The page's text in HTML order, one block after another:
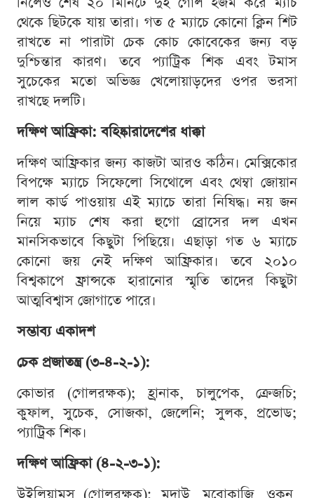
থেকে ছিটকে যায় তারা। গত ৫ ম্যাচে কোনো ক্লিন শিট
রাখতে না পারাটা চেক কোচ কোবেকের জন্য বড়
দুশ্চিন্তার কারণ। তবে প্যাট্রিক শিক এবং টমাস
সুচেকের মতো অভিজ্ঞ খেলোয়াড়দের ওপর ভরসা
রাখছে দলটি।
দক্ষিণ আফ্রিকা: বহিষ্কারাদেশের ধাক্কা
দক্ষিণ আফ্রিকার জন্য কাজটা আরও কঠিন। মেক্সিকোর
বিপক্ষে ম্যাচে সিফেলো সিথোলে এবং থেম্বা জোয়ান
লাল কার্ড পাওয়ায় এই ম্যাচে তারা নিষিদ্ধ। নয় জন
নিয়ে ম্যাচ শেষ করা হুগো ব্রোসের দল এখন
মানসিকভাবে কিছুটা পিছিয়ে। এছাড়া গত ৬ ম্যাচে
কোনো জয় নেই দক্ষিণ আফ্রিকার। তবে ২০১০
বিশ্বকাপে ফ্রান্সকে হারানোর স্মৃতি তাদের কিছুটা
আত্মবিশ্বাস জোগাতে পারে।
সম্ভাব্য একাদশ
চেক প্রজাতন্ত্র (৩-৪-২-১):
কোভার (গোলরক্ষক); হ্রানাক, চালুপেক, ক্রেজচি;
কুফাল, সুচেক, সোজকা, জেলেনি; সুলক, প্রভোড;
প্যাট্রিক শিক।
দক্ষিণ আফ্রিকা (৪-২-৩-১):